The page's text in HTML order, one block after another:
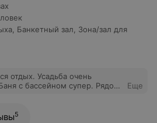
Банкетный зал
Зона/зал для
отдых. Усадьба очень
с бассейном супер. Рядом
Еще
5